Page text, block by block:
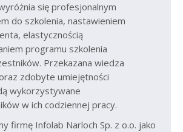
się profesjonalnym
do szkolenia, nastawieniem
elastycznością
programu szkolenia
Przekazana wiedza
zdobyte umiejętności
wykorzystywane
w ich codziennej pracy.
firmę Infolab Narloch Sp. z o.o. jako